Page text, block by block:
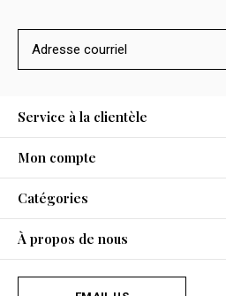
Service à la clientèle
Mon compte
Catégories
À propos de nous